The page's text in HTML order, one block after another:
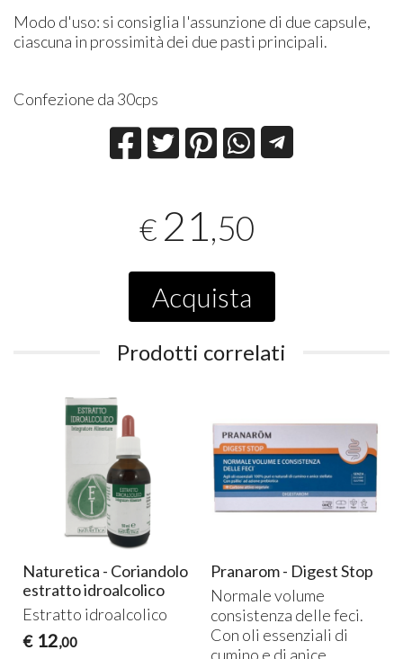
Modo d'uso: si consiglia l'assunzione di due capsule,
ciascuna in prossimità dei due pasti principali.
Confezione da 30cps
€ 21 ,50
Acquista
Prodotti correlati
Naturetica - Coriandolo
estratto idroalcolico
Estratto idroalcolico
€ 12,00
Pranarom - Digest Stop
Normale volume
consistenza delle feci.
Con oli essenziali di
cumino e di anice